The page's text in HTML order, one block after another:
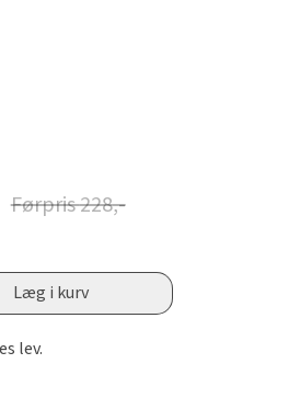
Førpris228,-
Læg i kurv
lev.